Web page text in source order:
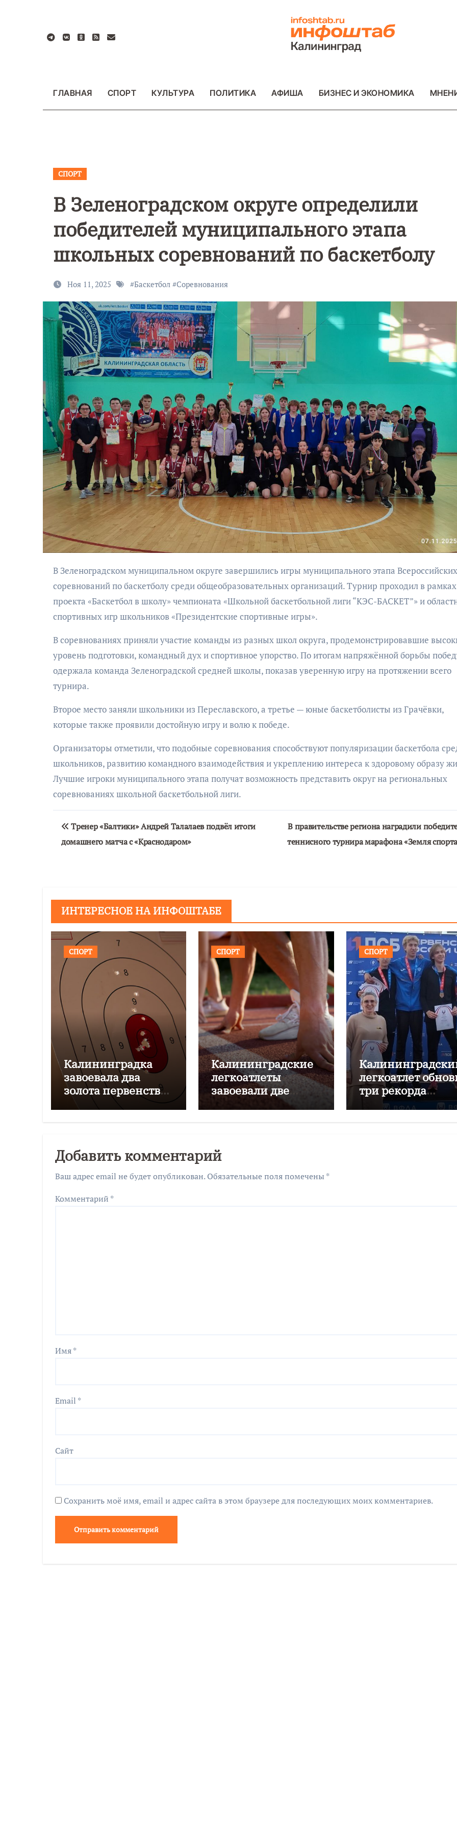
содержанию
ГЛАВНАЯ СПОРТ КУЛЬТУРА ПОЛИТИКА АФИША БИЗНЕС И ЭКОНОМИКА
СПОРТ
В Зеленоградском округе определили
победителей муниципального этапа
школьных соревнований по баскетболу
Ноя 11, 2025 #Баскетбол #Соревнования
В Зеленоградском муниципальном округе завершились игры муниципального этапа Всероссийских
соревнований по баскетболу среди общеобразовательных организаций. Турнир проходил в рамках
проекта «Баскетбол в школу» чемпионата «Школьной баскетбольной лиги “КЭС-БАСКЕТ”» и
спортивных игр школьников «Президентские спортивные игры».
В соревнованиях приняли участие команды из разных школ округа, продемонстрировавшие
уровень подготовки, командный дух и спортивное упорство. По итогам напряжённой борьбы
одержала команда Зеленоградской средней школы, показав уверенную игру на протяжении всего
турнира.
Второе место заняли школьники из Переславского, а третье — юные баскетболисты из Грачёвки,
которые также проявили достойную игру и волю к победе.
Организаторы отметили, что подобные соревнования способствуют популяризации баскетбола
школьников, развитию командного взаимодействия и укреплению интереса к здоровому образу
Лучшие игроки муниципального этапа получат возможность представить округ на региональных
соревнованиях школьной баскетбольной лиги.
Навигация
по
Тренер «Балтики» Андрей Талалаев подвёл итоги
домашнего матча с «Краснодаром»
В правительстве региона наградили
теннисного турнира марафона «Земля
ИНТЕРЕСНОЕ НА ИНФОШТАБЕ
СПОРТ
Калининградка
завоевала два
золота первенства
СПОРТ
Калининградские
легкоатлеты
завоевали две
бронзы на
СПОРТ
легкоатлет
три рекорда
области
Добавить комментарий
Ваш адрес email не будет опубликован. Обязательные поля помечены *
Комментарий *
Имя*
Email *
Сайт
Сохранить моё имя, email и адрес сайта в этом браузере для последующих моих комментариев.
9 Мая — День
Победы!
над